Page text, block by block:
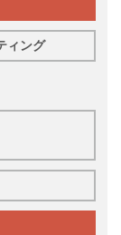
ィング